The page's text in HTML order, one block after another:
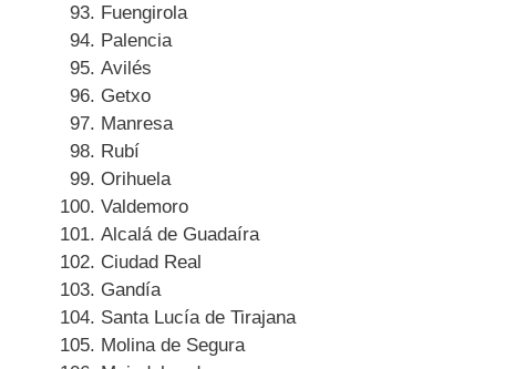
Fuengirola
Palencia
Avilés
Getxo
Manresa
Rubí
Orihuela
Valdemoro
Alcalá de Guadaíra
Ciudad Real
Gandía
Santa Lucía de Tirajana
Molina de Segura